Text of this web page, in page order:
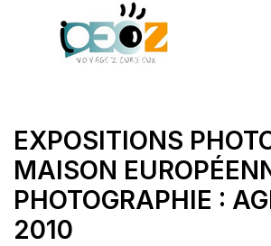
EXPOSITIONS
MAISON
PHOTOGRAPHIE :
2010